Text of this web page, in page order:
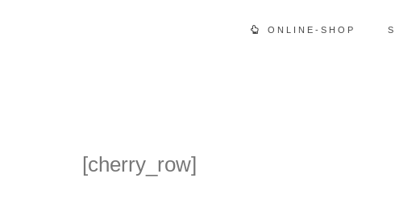
ONLINE-SHOP
[cherry_row]